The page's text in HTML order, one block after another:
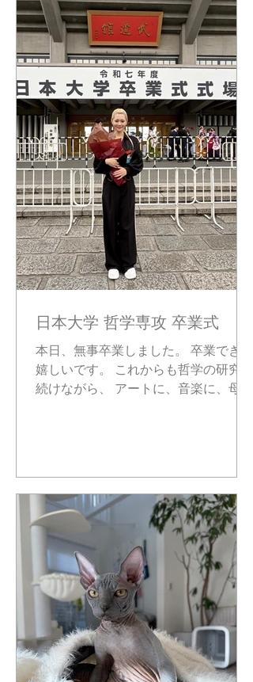
日本大学 哲学専攻 卒業式
本日、無事卒業しました。 卒業できて
嬉しいです。 これからも哲学の研究を
続けながら、 アートに、音楽に、母と